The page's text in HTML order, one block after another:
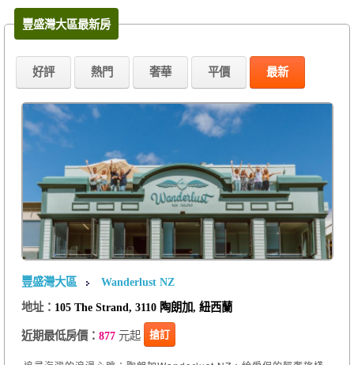
帳號
豐盛灣大區最新房
好評 熱門 奢華 平價 最新
豐盛灣大區
Wanderlust NZ
地址： 105 The Strand, 3110 陶朗加, 紐西蘭
近期最低房價： 877元起 搶訂